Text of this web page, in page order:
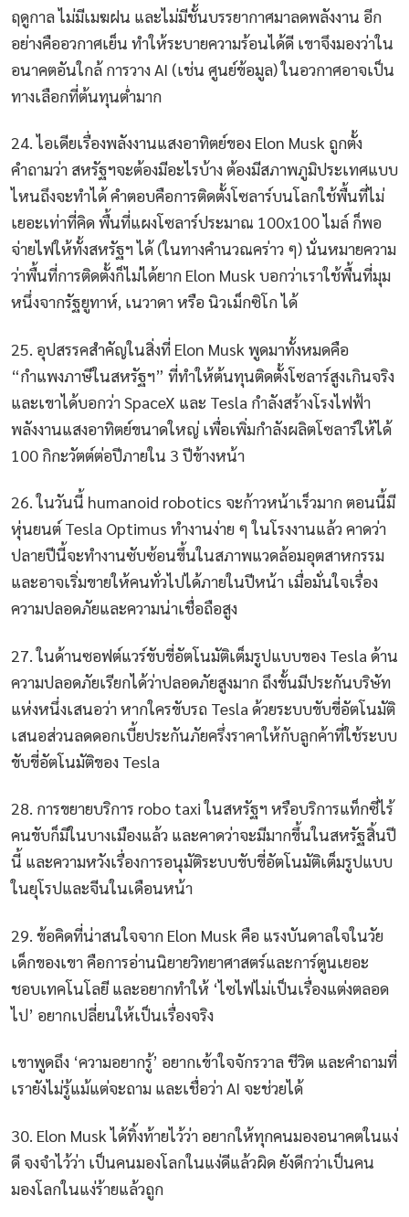
ฤดูกาล ไม่มีเมฆฝน และไม่มีชั้นบรรยากาศมาลดพลังงาน อีก
อย่างคืออวกาศเย็น ทำให้ระบายความร้อนได้ดี เขาจึงมองว่าใน
อนาคตอันใกล้ การวาง AI (เช่น ศูนย์ข้อมูล) ในอวกาศอาจเป็น
ทางเลือกที่ต้นทุนต่ำมาก
24. ไอเดียเรื่องพลังงานแสงอาทิตย์ของ Elon Musk ถูกตั้ง
คำถามว่า สหรัฐฯจะต้องมีอะไรบ้าง ต้องมีสภาพภูมิประเทศแบบ
ไหนถึงจะทำได้ คำตอบคือการติดตั้งโซลาร์บนโลกใช้พื้นที่ไม่
เยอะเท่าที่คิด พื้นที่แผงโซลาร์ประมาณ 100x100 ไมล์ ก็พอ
จ่ายไฟให้ทั้งสหรัฐฯ ได้ (ในทางคำนวณคร่าว ๆ) นั่นหมายความ
ว่าพื้นที่การติดตั้งก็ไม่ได้ยาก Elon Musk บอกว่าเราใช้พื้นที่มุม
หนึ่งจากรัฐยูทาห์, เนวาดา หรือ นิวเม็กซิโก ได้
25. อุปสรรคสำคัญในสิ่งที่ Elon Musk พูดมาทั้งหมดคือ
“กำแพงภาษีในสหรัฐฯ” ที่ทำให้ต้นทุนติดตั้งโซลาร์สูงเกินจริง
และเขาได้บอกว่า SpaceX และ Tesla กำลังสร้างโรงไฟฟ้า
พลังงานแสงอาทิตย์ขนาดใหญ่ เพื่อเพิ่มกำลังผลิตโซลาร์ให้ได้
100 กิกะวัตต์ต่อปีภายใน 3 ปีข้างหน้า
26. ในวันนี้ humanoid robotics จะก้าวหน้าเร็วมาก ตอนนี้มี
หุ่นยนต์ Tesla Optimus ทำงานง่าย ๆ ในโรงงานแล้ว คาดว่า
ปลายปีนี้จะทำงานซับซ้อนขึ้นในสภาพแวดล้อมอุตสาหกรรม
และอาจเริ่มขายให้คนทั่วไปได้ภายในปีหน้า เมื่อมั่นใจเรื่อง
ความปลอดภัยและความน่าเชื่อถือสูง
27. ในด้านซอฟต์แวร์ขับขี่อัตโนมัติเต็มรูปแบบของ Tesla ด้าน
ความปลอดภัยเรียกได้ว่าปลอดภัยสูงมาก ถึงขั้นมีประกันบริษัท
แห่งหนึ่งเสนอว่า หากใครขับรถ Tesla ด้วยระบบขับขี่อัตโนมัติ
เสนอส่วนลดดอกเบี้ยประกันภัยครึ่งราคาให้กับลูกค้าที่ใช้ระบบ
ขับขี่อัตโนมัติของ Tesla
28. การขยายบริการ robo taxi ในสหรัฐฯ หรือบริการแท็กซี่ไร้
คนขับก็มีในบางเมืองแล้ว และคาดว่าจะมีมากขึ้นในสหรัฐสิ้นปี
นี้ และความหวังเรื่องการอนุมัติระบบขับขี่อัตโนมัติเต็มรูปแบบ
ในยุโรปและจีนในเดือนหน้า
29. ข้อคิดที่น่าสนใจจาก Elon Musk คือ แรงบันดาลใจในวัย
เด็กของเขา คือการอ่านนิยายวิทยาศาสตร์และการ์ตูนเยอะ
ชอบเทคโนโลยี และอยากทำให้ ‘ไซไฟไม่เป็นเรื่องแต่งตลอด
ไป’ อยากเปลี่ยนให้เป็นเรื่องจริง
เขาพูดถึง ‘ความอยากรู้’ อยากเข้าใจจักรวาล ชีวิต และคำถามที่
เรายังไม่รู้แม้แต่จะถาม และเชื่อว่า AI จะช่วยได้
30. Elon Musk ได้ทิ้งท้ายไว้ว่า อยากให้ทุกคนมองอนาคตในแง่
ดี จงจำไว้ว่า เป็นคนมองโลกในแง่ดีแล้วผิด ยังดีกว่าเป็นคน
มองโลกในแง่ร้ายแล้วถูก